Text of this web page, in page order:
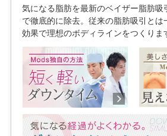
気になる脂肪を最新のベイザー脂肪吸
で徹底的に除去。従来の脂肪吸引と
効果で理想のボディラインをつくりま